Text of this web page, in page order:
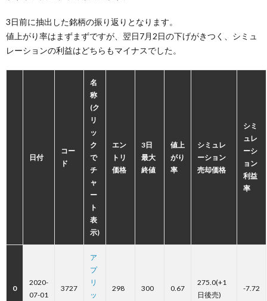
3日前に抽出した銘柄の振り返りとなります。
値上がり率はまずまずですが、翌日7月2日の下げがきつく、シミュ
レーションの利益はどちらもマイナスでした。
日付
コー
ド
名
称
(ク
リ
ッ
ク
で
チ
ャ
ー
ト
表
示)
エン
トリ
価格
3日
最大
終値
値上
がり
率
シミュレ
ーション
売却価格
シミ
ュレ
ーシ
ョン
利益
率
0
2020-
07-01
3727
ア
プ
リ
ッ
298 300 0.67
275.0(+1
日後売)
-7.72